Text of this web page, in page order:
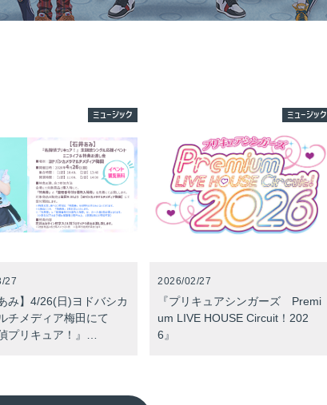
ミュージック
27
み】4/26(日)ヨドバシカ
チメディア梅田にて
プリキュア！』…
ミュージック
2026/02/27
『プリキュアシンガーズ Premi
um LIVE HOUSE Circuit！202
6』